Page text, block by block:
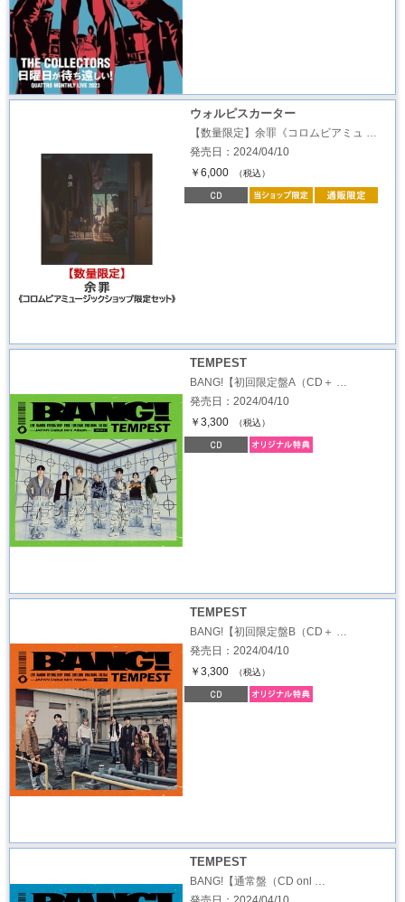
ウォルピスカーター
【数量限定】余罪《コロムビアミュ …
発売日：2024/04/10
￥6,000
（税込）
TEMPEST
BANG!【初回限定盤A（CD＋ …
発売日：2024/04/10
￥3,300
（税込）
TEMPEST
BANG!【初回限定盤B（CD＋ …
発売日：2024/04/10
￥3,300
（税込）
TEMPEST
BANG!【通常盤（CD onl …